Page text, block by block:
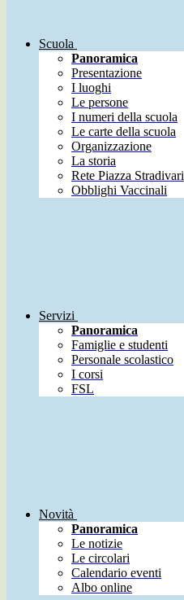
Scuola
Panoramica
Presentazione
I luoghi
Le persone
I numeri della scuola
Le carte della scuola
Organizzazione
La storia
Rete Piazza Stradivari
Obblighi Vaccinali
Servizi
Panoramica
Famiglie e studenti
Personale scolastico
I corsi
FSL
Novità
Panoramica
Le notizie
Le circolari
Calendario eventi
Albo online